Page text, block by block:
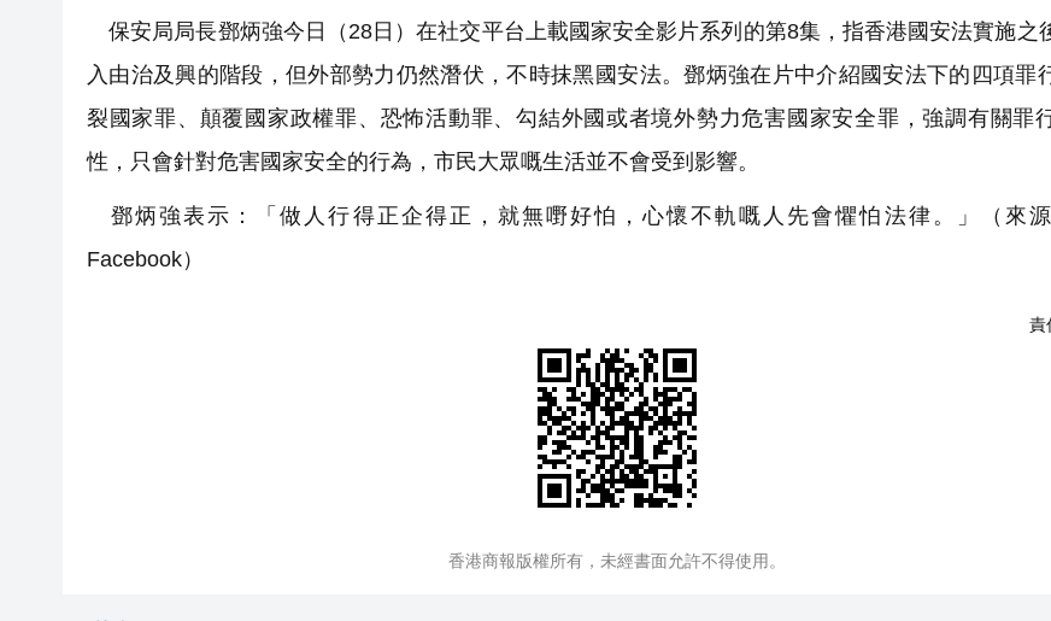
保安局局長鄧炳強今日（28日）在社交平台上載國家安全影片系列的第8集，指香港國安法實施之
入由治及興的階段，但外部勢力仍然潛伏，不時抹黑國安法。鄧炳強在片中介紹國安法下的四項罪
裂國家罪、顛覆國家政權罪、恐怖活動罪、勾結外國或者境外勢力危害國家安全罪，強調有關罪
性，只會針對危害國家安全的行為，市民大眾嘅生活並不會受到影響。
鄧炳強表示：「做人行得正企得正，就無嘢好怕，心懷不軌嘅人先會懼怕法律。」（來
Facebook）
責
香港商報版權所有，未經書面允許不得使用。